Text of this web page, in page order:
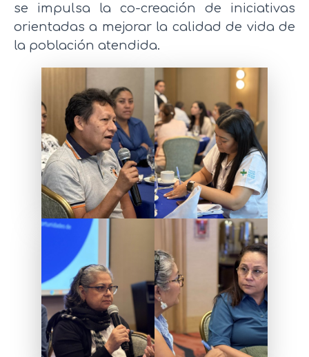
se impulsa la co-creación de iniciativas
orientadas a mejorar la calidad de vida de
la población atendida.